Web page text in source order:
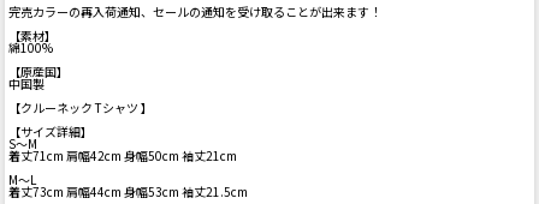
完売カラーの再入荷通知、セールの通知を受け取ることが出来ます！
【素材】
綿100%
【原産国】
中国製
【クルーネック Tシャツ 】
【サイズ詳細】
S～M
着丈71cm 肩幅42cm 身幅50cm 袖丈21cm
M～L
着丈73cm 肩幅44cm 身幅53cm 袖丈21.5cm